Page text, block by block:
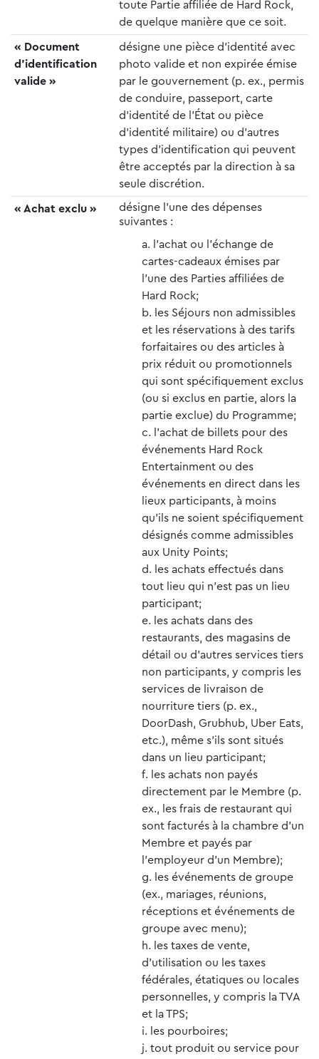
toute Partie affiliée de Hard Rock,
de quelque manière que ce soit.
« Document
d’identification
valide »
désigne une pièce d’identité avec
photo valide et non expirée émise
par le gouvernement (p. ex., permis
de conduire, passeport, carte
d’identité de l’État ou pièce
d’identité militaire) ou d’autres
types d’identification qui peuvent
être acceptés par la direction à sa
seule discrétion.
« Achat exclu »
désigne l’une des dépenses
suivantes :
l’achat ou l’échange de
cartes-cadeaux émises par
l’une des Parties affiliées de
Hard Rock;
les Séjours non admissibles
et les réservations à des tarifs
forfaitaires ou des articles à
prix réduit ou promotionnels
qui sont spécifiquement exclus
(ou si exclus en partie, alors la
partie exclue) du Programme;
l’achat de billets pour des
événements Hard Rock
Entertainment ou des
événements en direct dans les
lieux participants, à moins
qu’ils ne soient spécifiquement
désignés comme admissibles
aux Unity Points;
les achats effectués dans
tout lieu qui n’est pas un lieu
participant;
les achats dans des
restaurants, des magasins de
détail ou d’autres services tiers
non participants, y compris les
services de livraison de
nourriture tiers (p. ex.,
DoorDash, Grubhub, Uber Eats,
etc.), même s’ils sont situés
dans un lieu participant;
les achats non payés
directement par le Membre (p.
ex., les frais de restaurant qui
sont facturés à la chambre d’un
Membre et payés par
l’employeur d’un Membre);
les événements de groupe
(ex., mariages, réunions,
réceptions et événements de
groupe avec menu);
les taxes de vente,
d’utilisation ou les taxes
fédérales, étatiques ou locales
personnelles, y compris la TVA
et la TPS;
les pourboires;
tout produit ou service pour